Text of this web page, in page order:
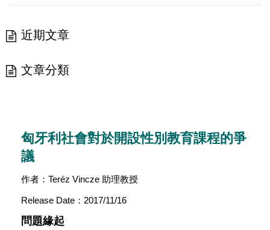
近期文章
文章分類
匈牙利社會對於開設性別教育課程的爭
議
作者：Teréz Vincze 助理教授
Release Date：2017/11/16
問題緣起